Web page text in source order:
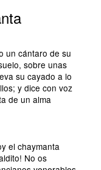
un cántaro de su
sobre unas
su cayado a lo
y dice con voz
de un alma
el chaymanta
No os